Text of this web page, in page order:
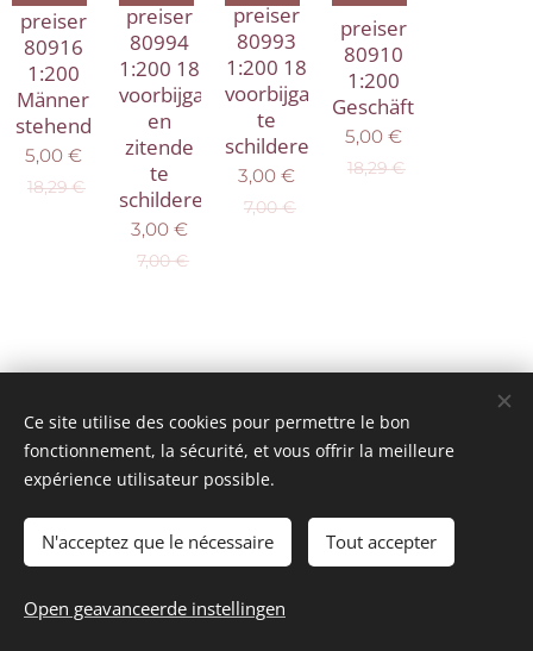
preiser
80916
1:200
Männer
stehend
5,00€
18,29€
preiser
80994
1:200 18
voorbijganger
en
zitende
te
schilderen-
3,00 €
7,00€
preiser
80993
1:200 18
voorbijganger
te
schilderen-
3,00€
7,00€
preiser
80910
1:200
Geschäftsleute
5,00€
18,29€
mini model rails
Cookies
Français
Nederlands
Ce site utilise des cookies pour permettre le bon
fonctionnement, la sécurité, et vous offrir la meilleure
expérience utilisateur possible.
N'acceptez que le nécessaire Tout accepter
Open geavanceerde instellingen